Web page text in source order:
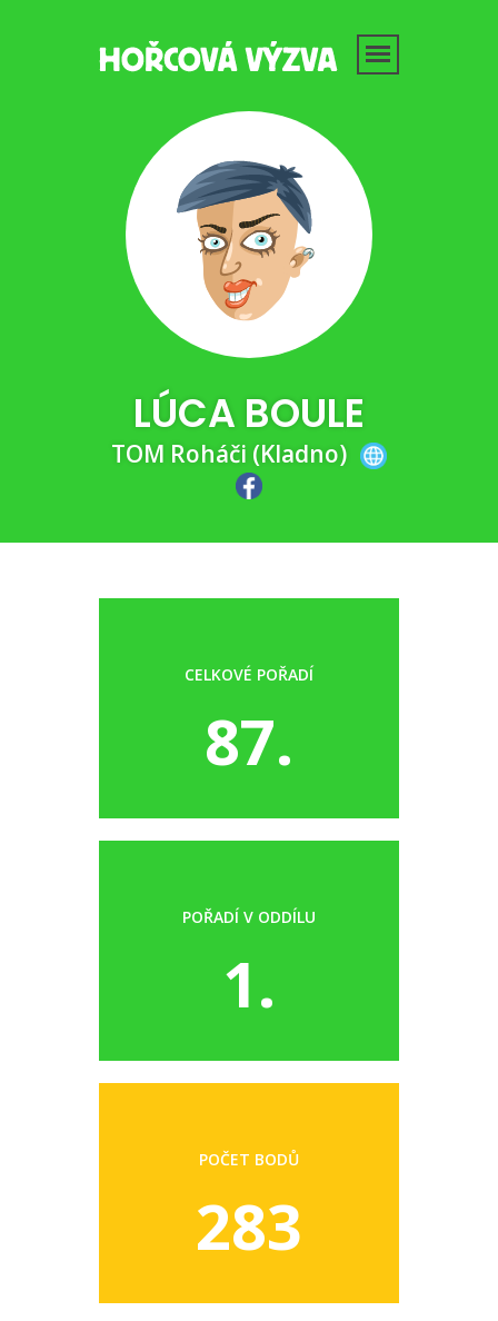
LÚCA BOULE
TOM Roháči (Kladno)
CELKOVÉ POŘADÍ
87.
POŘADÍ V ODDÍLU
1.
POČET BODŮ
283